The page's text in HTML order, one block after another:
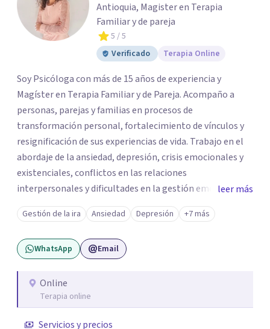
Antioquia, Magister en Terapia
Familiar y de pareja
5 / 5
Verificado
Terapia Online
Soy Psicóloga con más de 15 años de experiencia y
Magíster en Terapia Familiar y de Pareja. Acompaño a
personas, parejas y familias en procesos de
transformación personal, fortalecimiento de vínculos y
resignificación de sus experiencias de vida. Trabajo en el
abordaje de la ansiedad, depresión, crisis emocionales y
existenciales, conflictos en las relaciones
interpersonales y dificultades en la gestión emocional,
ofreciendo un espacio de escucha, comprensión y
acompañamiento terapéutico. Cada proceso terapéutico
es único. Por eso, en cada sesión se construye un espacio
seguro donde la palabra, las emociones y las experiencias
humana. A través del análisis y la reflexión conjunta,
buscamos identificar aquello que genera malestar o
leer más
Gestión de la ira Ansiedad Depresión +7 más
WhatsApp Email
Online
Terapia online
Servicios y precios